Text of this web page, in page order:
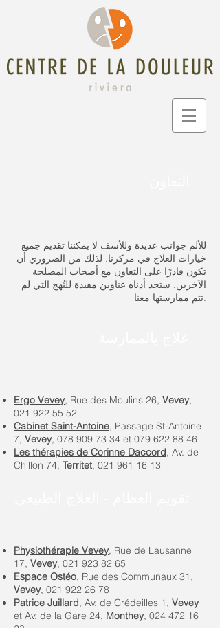
للألم جوانب عديدة وللأسف لا يمكننا تقديم جميع
خيارات العلاج في مركزنا. لذلك من الضروري أن
تكون قادرًا على التعاون مع أصحاب المصلحة
الآخرين. ستجد أدناه عناوين مفيدة للنُهج التي لم
تتم ممارستها معنا.
Ergo Vevey, Rue des Moulins 26, Vevey,
021 922 55 52
Cabinet Saint-Antoine, Passage St-Antoine
7, Vevey, 078 909 73 34 et 079 622 88 46
Les thérapies de Corinne Daccord, Av. de
Chillon 74, Territet, 021 961 16 13
Physiothérapie Vevey, Rue de Lausanne
17, Vevey, 021 923 82 65
Espace Ostéo, Rue des Communaux 31,
Vevey, 021 922 26 78
Patrice Juillard, Av. de Crédeilles 1, Vevey
et Av. de la Gare 24, Monthey, 024 472 16